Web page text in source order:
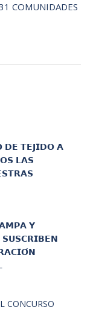
COMUNIDADES
𝗧𝗘𝗝𝗜𝗗𝗢 𝗔
𝗟𝗔𝗦
𝗬
𝗦𝗨𝗦𝗖𝗥𝗜𝗕𝗘𝗡
CONCURSO